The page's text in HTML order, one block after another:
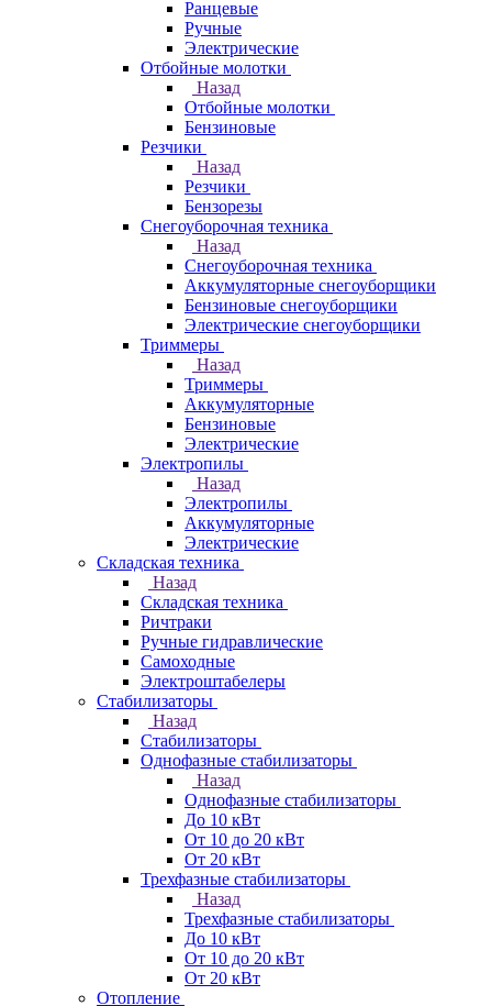
Ранцевые
Ручные
Электрические
Отбойные молотки
Назад
Отбойные молотки
Бензиновые
Резчики
Назад
Резчики
Бензорезы
Снегоуборочная техника
Назад
Снегоуборочная техника
Аккумуляторные снегоуборщики
Бензиновые снегоуборщики
Электрические снегоуборщики
Триммеры
Назад
Триммеры
Аккумуляторные
Бензиновые
Электрические
Электропилы
Назад
Электропилы
Аккумуляторные
Электрические
Складская техника
Назад
Складская техника
Ричтраки
Ручные гидравлические
Самоходные
Электроштабелеры
Стабилизаторы
Назад
Стабилизаторы
Однофазные стабилизаторы
Назад
Однофазные стабилизаторы
До 10 кВт
От 10 до 20 кВт
От 20 кВт
Трехфазные стабилизаторы
Назад
Трехфазные стабилизаторы
До 10 кВт
От 10 до 20 кВт
От 20 кВт
Отопление